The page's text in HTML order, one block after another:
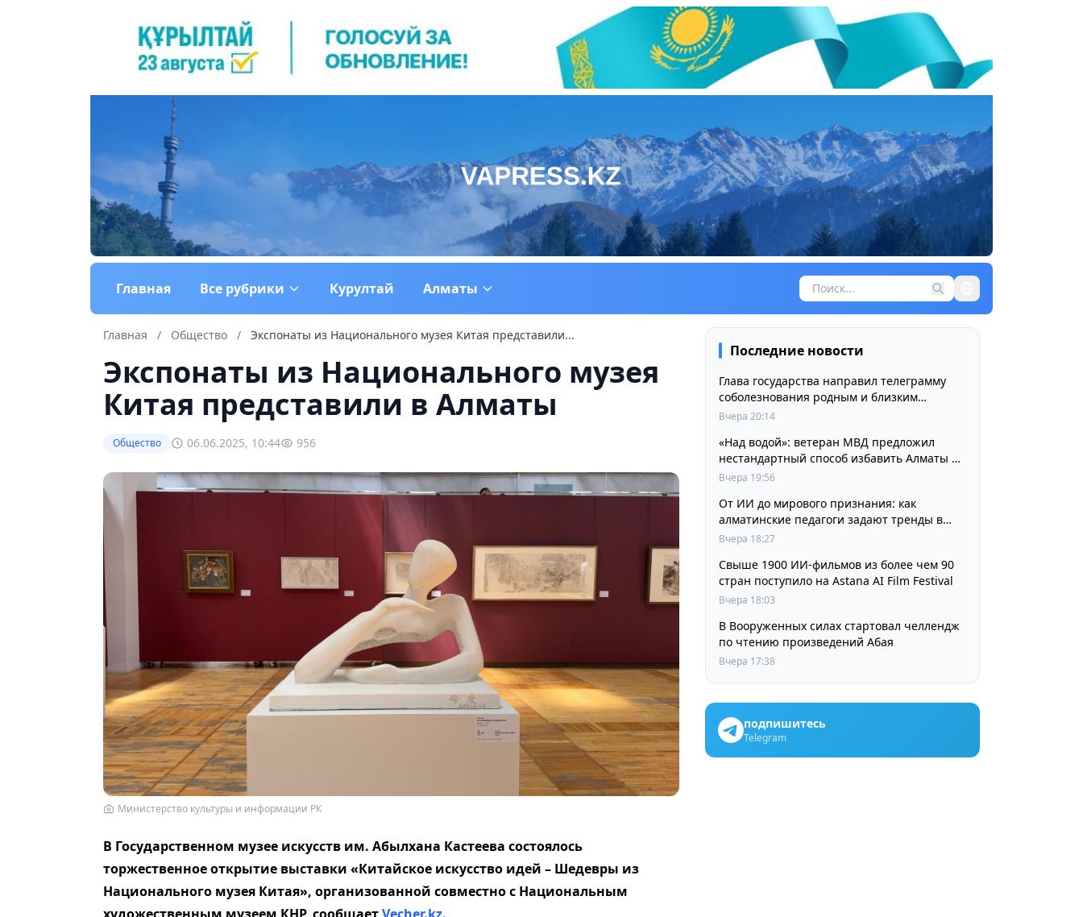
Главная Все рубрики Курултай Алматы
Главная / Общество / Экспонаты из Национального музея Китая представили...
Экспонаты из Национального музея
Китая представили в Алматы
Общество 06.06.2025, 10:44 956
Министерство культуры и информации РК
В Государственном музее искусств им. Абылхана Кастеева состоялось
торжественное открытие выставки «Китайское искусство идей – Шедевры из
Национального музея Китая», организованной совместно с Национальным
Последние новости
Глава государства направил телеграмму
соболезнования родным и близким
выдающегося кинорежиссера Ардака
Вчера 20:14
«Над водой»: ветеран МВД предложил
нестандартный способ избавить Алматы от
пробок и смога
Вчера 19:56
От ИИ до мирового признания: как
алматинские педагоги задают тренды в
изучении языков
Вчера 18:27
Свыше 1900 ИИ-фильмов из более чем 90
стран поступило на Astana AI Film Festival
Вчера 18:03
В Вооруженных силах стартовал челлендж
по чтению произведений Абая
Вчера 17:38
подпишитесь
Telegram